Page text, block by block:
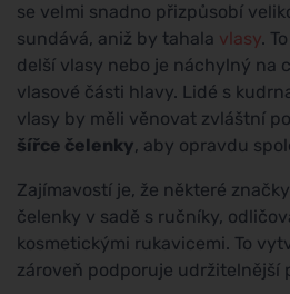
se velmi snadno přizpůsobí
sundává, aniž by tahala vlasy.
delší vlasy nebo je náchylný na
vlasové části hlavy. Lidé s
vlasy by měli věnovat zvláštní
šířce čelenky, aby opravdu
Zajímavostí je, že některé
čelenky v sadě s ručníky,
kosmetickými rukavicemi. To
zároveň podporuje udržitelnější